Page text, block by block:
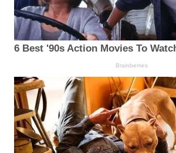
6 Best '90s Action Movies To
Brainberries